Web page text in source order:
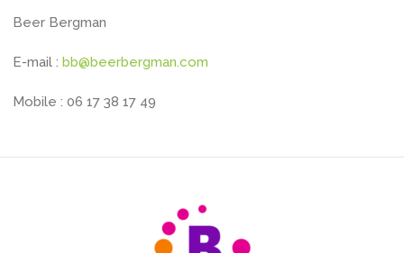
Beer Bergman
E-mail : bb@beerbergman.com
Mobile : 06 17 38 17 49